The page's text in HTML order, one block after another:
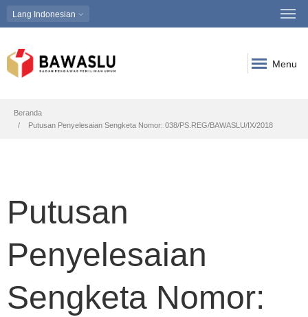
Lang Indonesian
Menu
Breadcrumb
Beranda
Putusan Penyelesaian Sengketa Nomor: 038/PS.REG/BAWASLU/IX/2018
Putusan
Penyelesaian
Sengketa Nomor: